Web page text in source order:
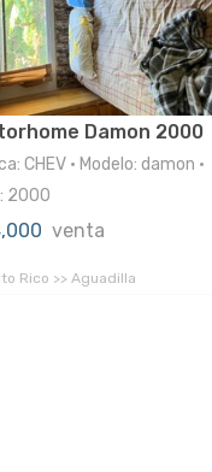
Damon 2000
CHEV • Modelo: damon •
2000
venta
Rico >> Aguadilla